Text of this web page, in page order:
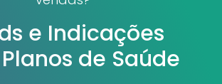
e Indicações
de Saúde